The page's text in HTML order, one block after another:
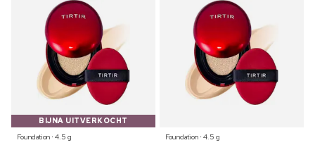
BIJNA UITVERKOCHT
Foundation ⋅ 4.5 g
Foundation ⋅ 4.5 g